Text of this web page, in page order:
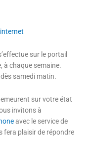
sur le portail
à chaque semaine.
samedi matin.
sur votre état
invitons à
avec le service de
fera plaisir de répondre